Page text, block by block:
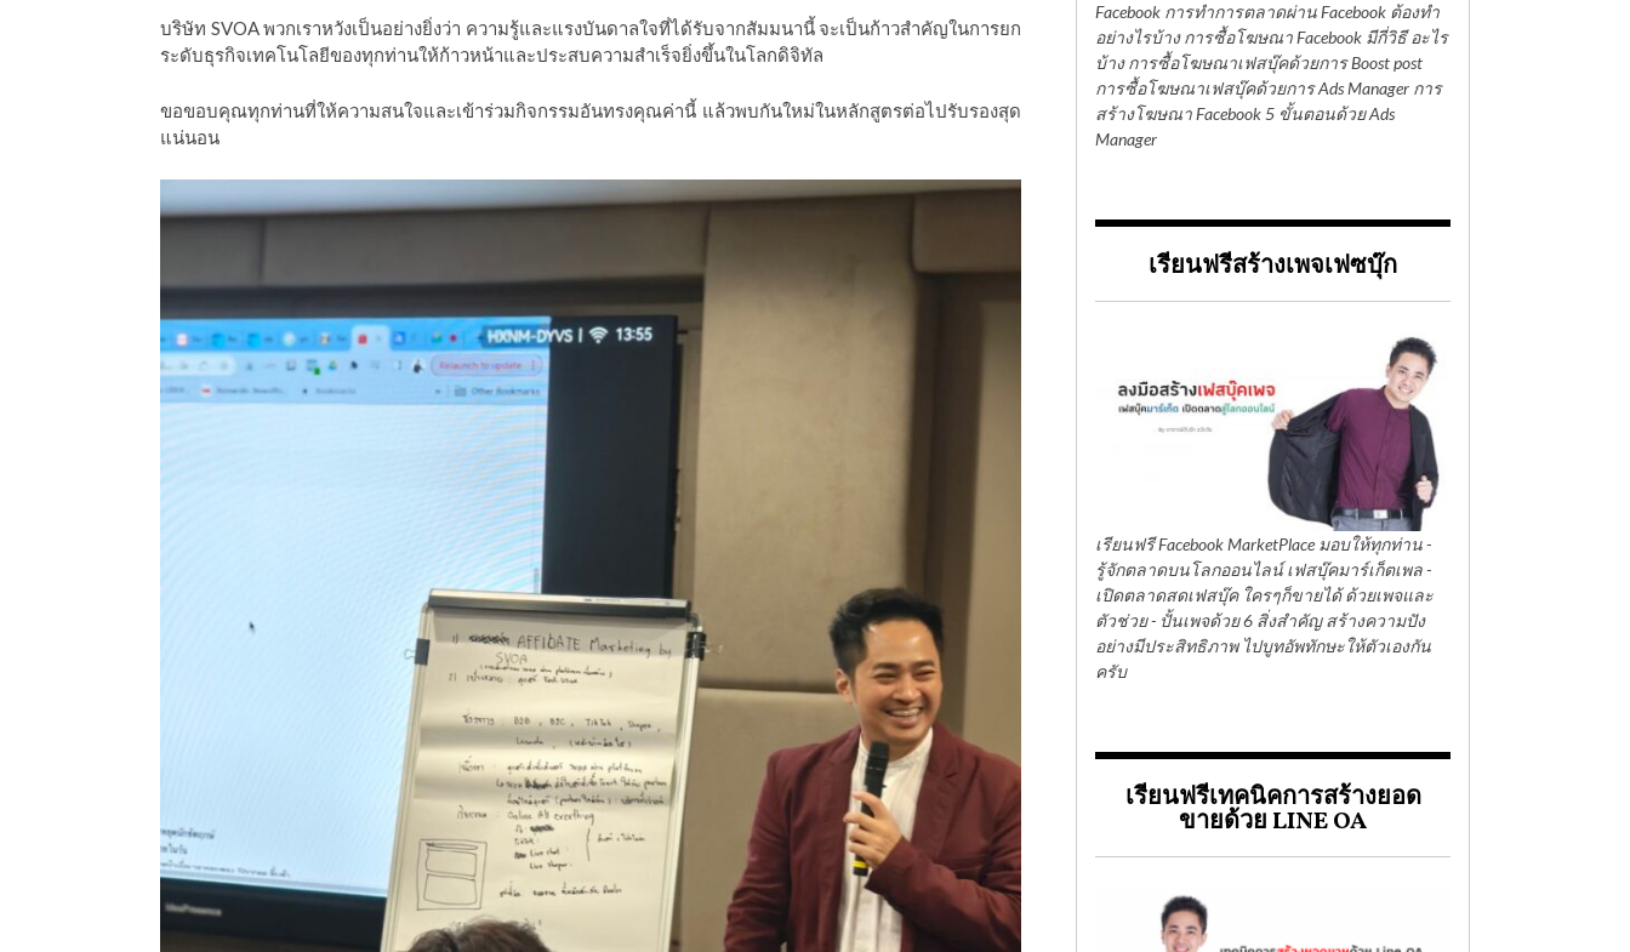
บริษัท SVOA พวกเราหวังเป็นอย่างยิ่งว่า ความรู้และแรงบันดาลใจที่ได้รับจากสัมมนานี้ จะเป็นก้าวสำคัญในการยก
ระดับธุรกิจเทคโนโลยีของทุกท่านให้ก้าวหน้าและประสบความสำเร็จยิ่งขึ้นในโลกดิจิทัล
ขอขอบคุณทุกท่านที่ให้ความสนใจและเข้าร่วมกิจกรรมอันทรงคุณค่านี้ แล้วพบกันใหม่ในหลักสูตรต่อไปรับรองสุด
แน่นอน
Facebook การทำการตลาดผ่าน Facebook ต้องทำ
อย่างไรบ้าง การซื้อโฆษณา Facebook มีกี่วิธี อะไร
บ้าง การซื้อโฆษณาเฟสบุ๊คด้วยการ Boost post
การซื้อโฆษณาเฟสบุ๊คด้วยการ Ads Manager การ
สร้างโฆษณา Facebook 5 ขั้นตอนด้วย Ads
Manager
เรียนฟรีสร้างเพจเฟซบุ๊ก
เรียนฟรี Facebook MarketPlace มอบให้ทุกท่าน -
รู้จักตลาดบนโลกออนไลน์ เฟสบุ๊คมาร์เก็ตเพล -
เปิดตลาดสดเฟสบุ๊ค ใครๆก็ขายได้ ด้วยเพจและ
ตัวช่วย - ปั้นเพจด้วย 6 สิ่งสำคัญ สร้างความปัง
อย่างมีประสิทธิภาพ ไปบูทอัพทักษะให้ตัวเองกัน
ครับ
เรียนฟรีเทคนิคการสร้างยอด
ขายด้วย LINE OA